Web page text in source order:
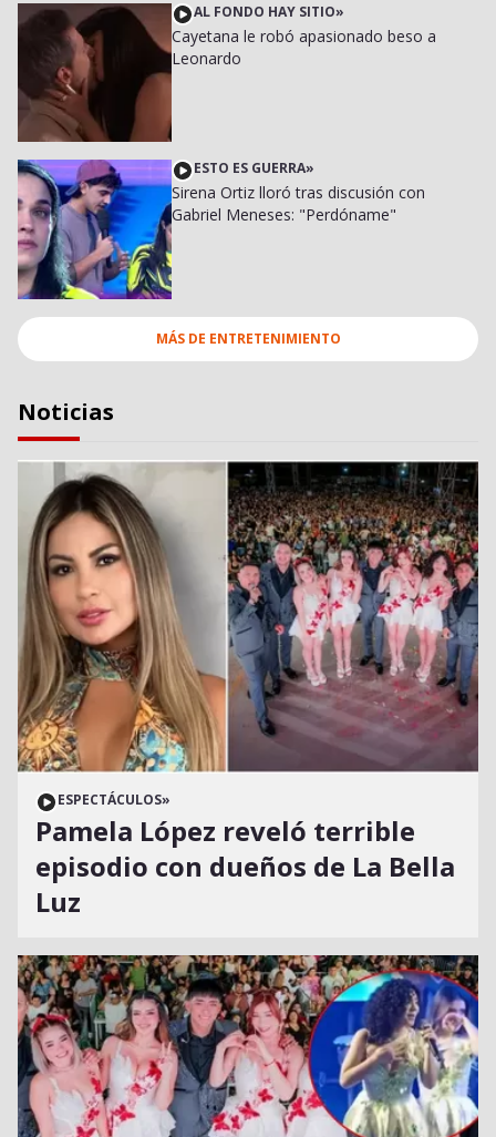
AL FONDO HAY SITIO»
Cayetana le robó apasionado beso a
Leonardo
ESTO ES GUERRA»
Sirena Ortiz lloró tras discusión con
Gabriel Meneses: "Perdóname"
MÁS DE ENTRETENIMIENTO
Noticias
ESPECTÁCULOS»
Pamela López reveló terrible
episodio con dueños de La Bella
Luz